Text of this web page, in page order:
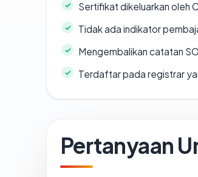
Sertifikat dikeluarkan oleh
Tidak ada indikator
Mengembalikan catatan
Terdaftar pada registrar
Pertanyaan